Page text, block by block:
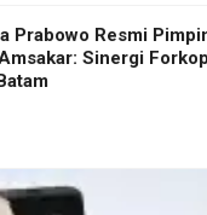
Prabowo Resmi
Sinergi